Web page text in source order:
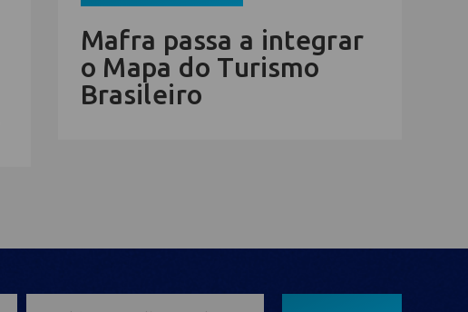
Mafra passa a integrar
o Mapa do Turismo
Brasileiro